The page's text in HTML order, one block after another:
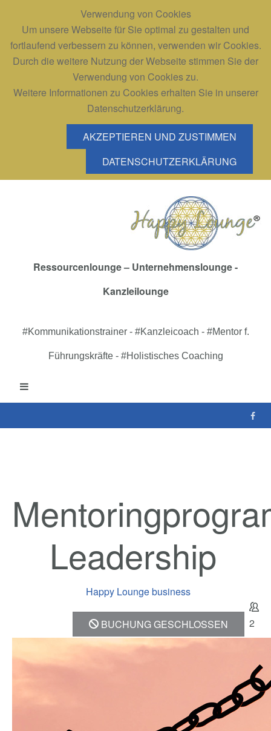
Verwendung von Cookies
Um unsere Webseite für Sie optimal zu gestalten und
fortlaufend verbessern zu können, verwenden wir Cookies.
Durch die weitere Nutzung der Webseite stimmen Sie der
Verwendung von Cookies zu.
Weitere Informationen zu Cookies erhalten Sie in unserer
Datenschutzerklärung.
AKZEPTIEREN UND ZUSTIMMEN
DATENSCHUTZERKLÄRUNG
Ressourcenlounge – Unternehmenslounge -
Kanzleilounge
#Kommunikationstrainer - #Kanzleicoach - #Mentor f.
Führungskräfte - #Holistisches Coaching
Leadership
Happy Lounge business
BUCHUNG GESCHLOSSEN 2